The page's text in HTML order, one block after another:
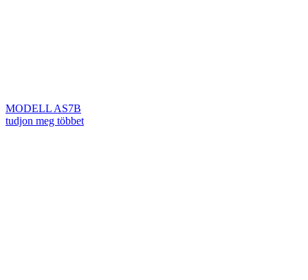
MODELL AS7B
tudjon meg többet